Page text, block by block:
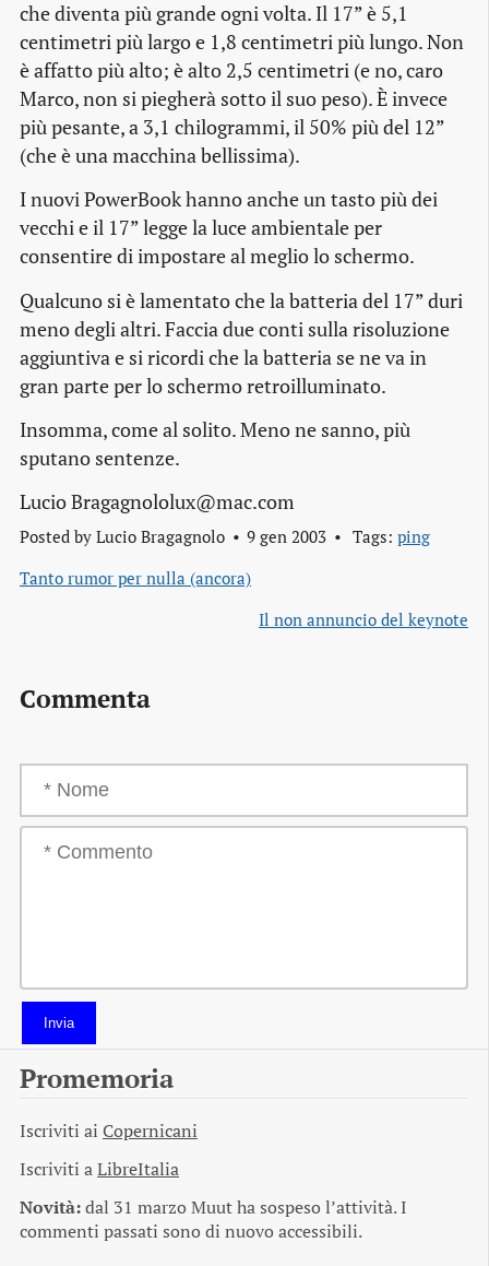
che diventa più grande ogni volta. Il 17” è 5,1
centimetri più largo e 1,8 centimetri più lungo. Non
è affatto più alto; è alto 2,5 centimetri (e no, caro
Marco, non si piegherà sotto il suo peso). È invece
più pesante, a 3,1 chilogrammi, il 50% più del 12”
(che è una macchina bellissima).
I nuovi PowerBook hanno anche un tasto più dei
vecchi e il 17” legge la luce ambientale per
consentire di impostare al meglio lo schermo.
Qualcuno si è lamentato che la batteria del 17” duri
meno degli altri. Faccia due conti sulla risoluzione
aggiuntiva e si ricordi che la batteria se ne va in
gran parte per lo schermo retroilluminato.
Insomma, come al solito. Meno ne sanno, più
sputano sentenze.
Lucio Bragagnololux@mac.com
Posted by Lucio Bragagnolo 9 gen 2003 Tags: ping
Tanto rumor per nulla (ancora)
Il non annuncio del keynote
Commenta
Invia
Promemoria
Iscriviti ai Copernicani
Iscriviti aLibreItalia
Novità:dal 31 marzo Muut ha sospeso l’attività. I
commenti passati sono di nuovo accessibili.